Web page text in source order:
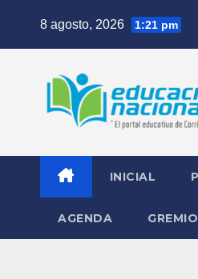
8 agosto, 2026 1:21 pm
INICIAL
AGENDA